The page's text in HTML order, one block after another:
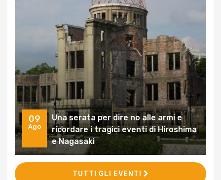
09
Ago
Una serata per dire no alle armi e
ricordare i tragici eventi di Hiroshima
e Nagasaki
TUTTI GLI EVENTI